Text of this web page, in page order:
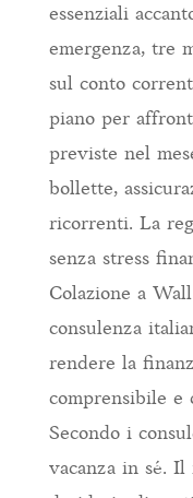
essenziali
emergenza, tre
sul conto
piano per
previste nel
bollette,
ricorrenti. La
senza stress
Colazione a
consulenza
rendere la
comprensibile e
Secondo i
vacanza in sé. Il